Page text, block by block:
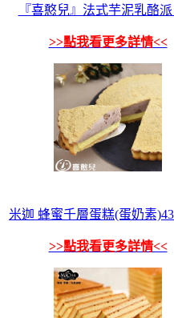
『喜憨兒』法式芋泥乳酪
>>點我看更多詳情<<
米迦 蜂蜜千層蛋糕(蛋奶素
>>點我看更多詳情<<